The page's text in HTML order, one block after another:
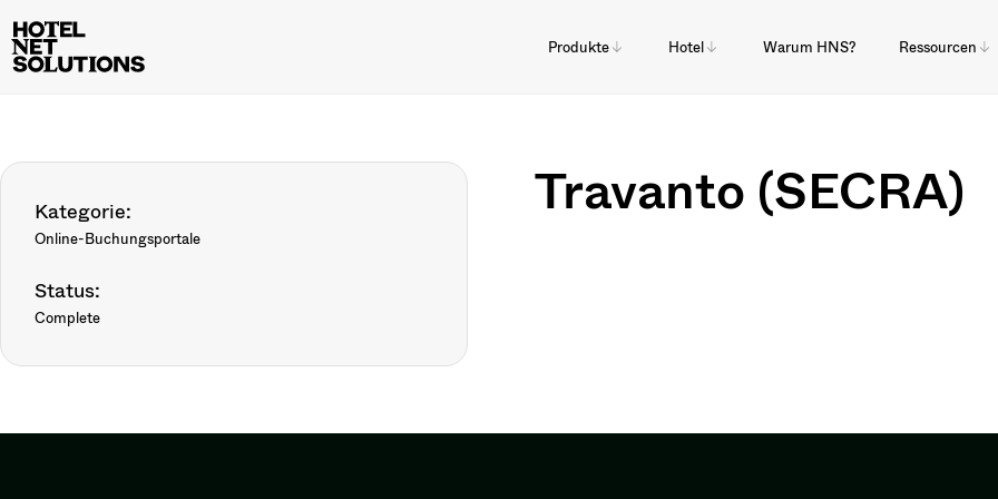
Produkte Hotel Warum HNS? Ressourcen
Kategorie:
Online-Buchungsportale
Status:
Complete
Travanto (SECRA)